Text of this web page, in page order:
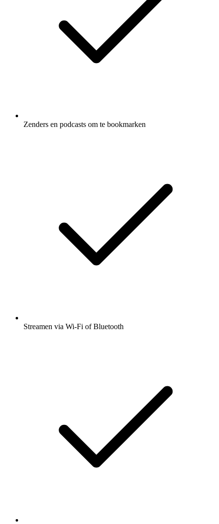
Zenders en podcasts om te bookmarken
Streamen via Wi-Fi of Bluetooth